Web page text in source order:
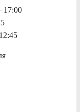
17:00